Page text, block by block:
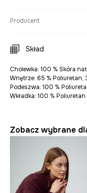
Producent
Skład
Cholewka: 100 % Skóra
Wnętrze: 65 % Poliuretan,
Podeszwa: 100 %
Wkładka: 100 % Poliuretan
Zobacz wybrane